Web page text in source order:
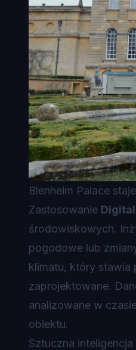
Blenheim Palace
Zastosowanie
środowiskowych.
pogodowe lub
klimatu, który stawia
zaprojektowane.
analizowane w
obiektu.
Sztuczna inteligencja